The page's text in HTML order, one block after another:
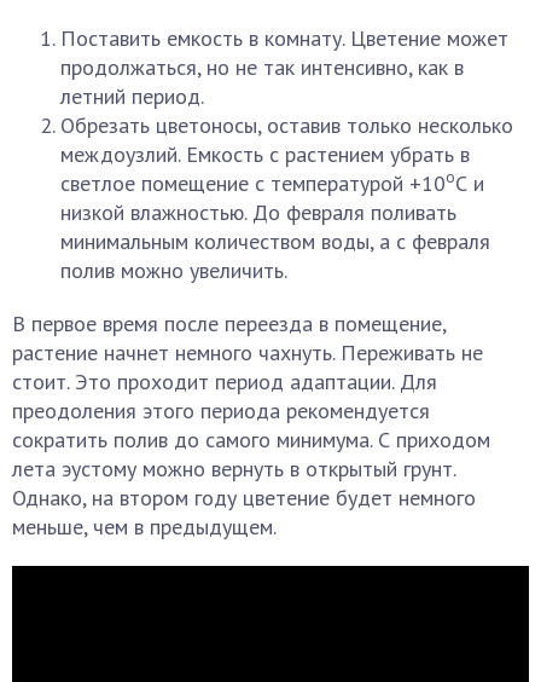
Поставить емкость в комнату. Цветение может
продолжаться, но не так интенсивно, как в
летний период.
Обрезать цветоносы, оставив только несколько
междоузлий. Емкость с растением убрать в
светлое помещение с температурой +10оС и
низкой влажностью. До февраля поливать
минимальным количеством воды, а с февраля
полив можно увеличить.
В первое время после переезда в помещение,
растение начнет немного чахнуть. Переживать не
стоит. Это проходит период адаптации. Для
преодоления этого периода рекомендуется
сократить полив до самого минимума. С приходом
лета эустому можно вернуть в открытый грунт.
Однако, на втором году цветение будет немного
меньше, чем в предыдущем.